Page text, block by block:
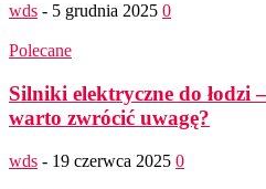
wds - 5 grudnia 2025 0
Polecane
Silniki elektryczne do łodzi
warto zwrócić uwagę?
wds - 19 czerwca 2025 0